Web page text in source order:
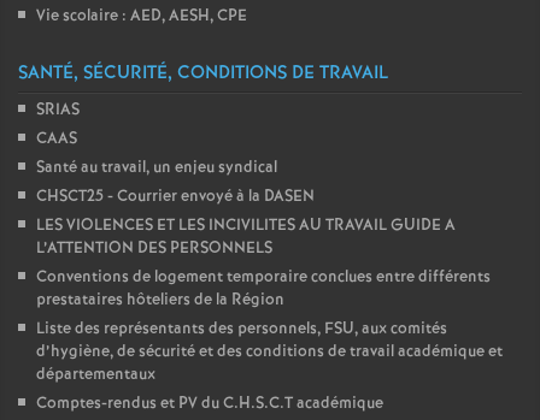
Vie scolaire : AED, AESH, CPE
SANTÉ, SÉCURITÉ, CONDITIONS DE TRAVAIL
SRIAS
CAAS
Santé au travail, un enjeu syndical
CHSCT25 - Courrier envoyé à la DASEN
LES VIOLENCES ET LES INCIVILITES AU TRAVAIL GUIDE A
L’ATTENTION DES PERSONNELS
Conventions de logement temporaire conclues entre différents
prestataires hôteliers de la Région
Liste des représentants des personnels, FSU, aux comités
d’hygiène, de sécurité et des conditions de travail académique et
départementaux
Comptes-rendus et PV du C.H.S.C.T académique